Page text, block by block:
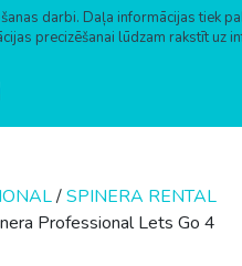
darbi. Daļa informācijas tiek
precizēšanai lūdzam rakstīt uz
/SPINERA RENTAL
Professional Lets Go 4